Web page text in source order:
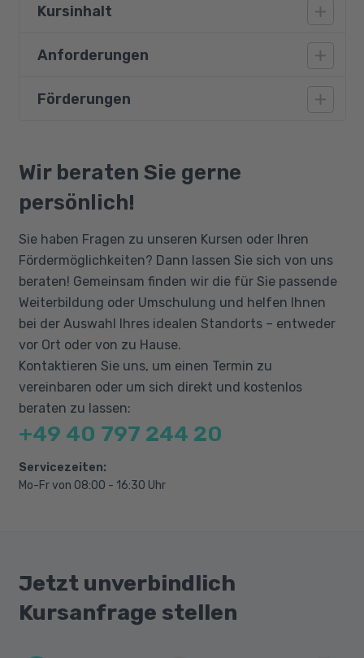
Kursinhalt
Das SAP®-System und SAP®-Produkte
SAP FIORI UX - Das SAP Fiori Launchpad
Grundlagen der Beschaffung
Stammdaten (Material, Lieferant,
Beschaffungsprozess für Lagermaterial
Beschaffungsprozess für
Verbrauchsmaterialien
Automatisierter Beschaffungsprozess
Auswertungen in der Materialwirtschaft
(Überblick)
S4520 - Einkauf
Stammdaten für die Einkaufsabwicklung
Bezugsquellen: Infosätze, Kontrakte und
Lieferpläne
Rechnungsplan, Lohnbearbeitung, HTN-
Abwicklung
Belegfreigabeverfahren
Anforderungen
Vorausgesetzt werden gute PC-Kenntnisse,
Materialwirtschaft, Kenntnisse in BWL und
Grundkenntnisse im Rechnungswesen.
Förderungen
Qualifizierungschancengesetz
Berufliche Rehabilitation
Wir beraten Sie gerne
persönlich!
Sie haben Fragen zu unseren Kursen oder Ihren
Fördermöglichkeiten? Dann lassen Sie sich von uns
beraten! Gemeinsam finden wir die für Sie passende
Weiterbildung oder Umschulung und helfen Ihnen
bei der Auswahl Ihres idealen Standorts – entweder
vor Ort oder von zu Hause.
Kontaktieren Sie uns, um einen Termin zu
vereinbaren oder um sich direkt und kostenlos
beraten zu lassen:
+49 40 797 244 20
Servicezeiten:
Mo-Fr von 08:00 - 16:30 Uhr
Jetzt unverbindlich
Kursanfrage stellen